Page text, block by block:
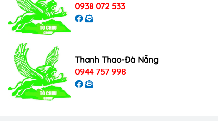
0938 072 533
Thanh Thao-Đà Nẵng
0944 757 998